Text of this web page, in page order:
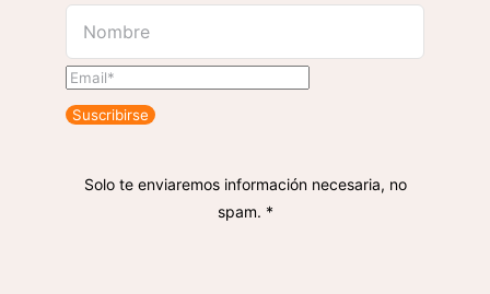
Suscribirse
Solo te enviaremos información necesaria, no
spam. *